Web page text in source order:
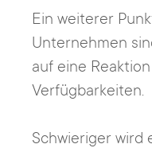
Ein weiterer
Unternehmen
auf eine
Verfügbarkeiten.
Schwieriger wird